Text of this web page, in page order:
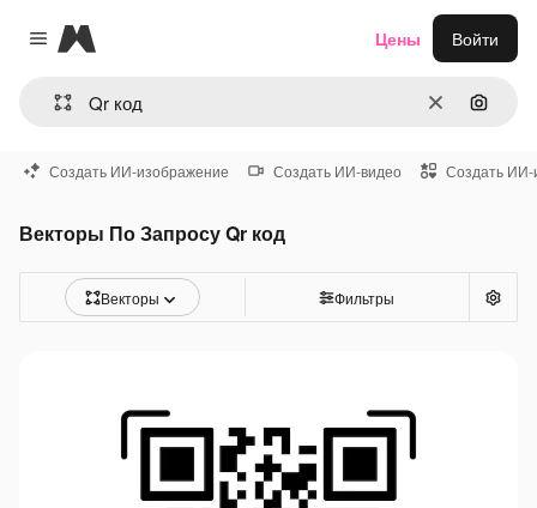
Close menu
Magnific
ОчиститьПоиск
Цены Войти
Создать ИИ-изображение Создать ИИ-видео Создать ИИ-
Векторы По Запросу Qr код
Векторы Фильтры